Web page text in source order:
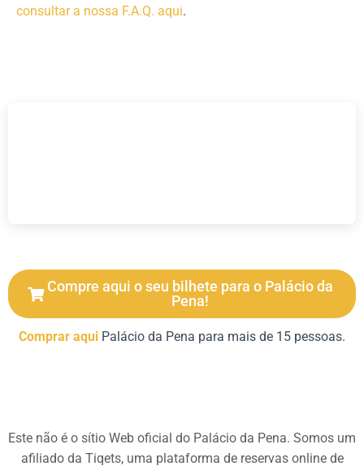
consultar a nossa F.A.Q. aqui.
Compre aqui o seu bilhete para o Palácio da
Pena!
Comprar aqui Palácio da Pena para mais de 15 pessoas.
Este não é o sítio Web oficial do Palácio da Pena. Somos um
afiliado da Tiqets, uma plataforma de reservas online de